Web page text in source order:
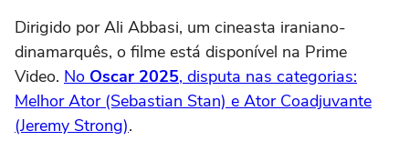
Dirigido por Ali Abbasi, um cineasta iraniano-
dinamarquês, o filme está disponível na Prime
Video. No Oscar 2025, disputa nas categorias:
Melhor Ator (Sebastian Stan) e Ator Coadjuvante
(Jeremy Strong).